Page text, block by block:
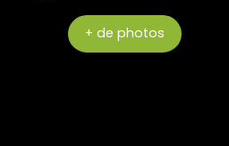
+ de photos